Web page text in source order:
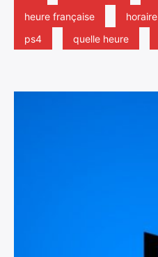
heure française
horaire
ps4
quelle heure